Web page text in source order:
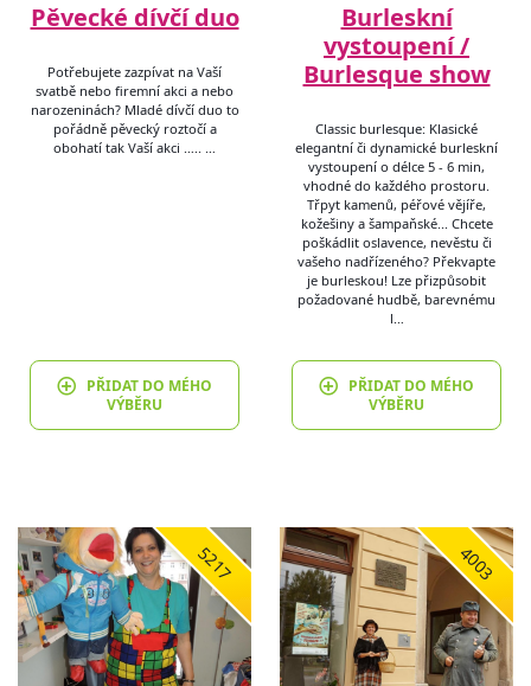
Pěvecké dívčí duo
Potřebujete zazpívat na Vaší
svatbě nebo firemní akci a nebo
narozeninách? Mladé dívčí duo to
pořádně pěvecký roztočí a
obohatí tak Vaší akci ….. …
PŘIDAT DO MÉHO
VÝBĚRU
Burleskní
vystoupení /
Burlesque show
Classic burlesque: Klasické
elegantní či dynamické burleskní
vystoupení o délce 5 - 6 min,
vhodné do každého prostoru.
Třpyt kamenů, péřové vějíře,
kožešiny a šampaňské... Chcete
poškádlit oslavence, nevěstu či
vašeho nadřízeného? Překvapte
je burleskou! Lze přizpůsobit
požadované hudbě, barevnému
l…
PŘIDAT DO MÉHO
VÝBĚRU
5217 4003